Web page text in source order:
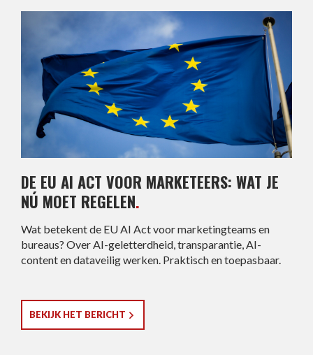
DE EU AI ACT VOOR MARKETEERS: WAT JE
NÚ MOET REGELEN.
Wat betekent de EU AI Act voor marketingteams en
bureaus? Over AI-geletterdheid, transparantie, AI-
content en dataveilig werken. Praktisch en toepasbaar.
BEKIJK HET BERICHT